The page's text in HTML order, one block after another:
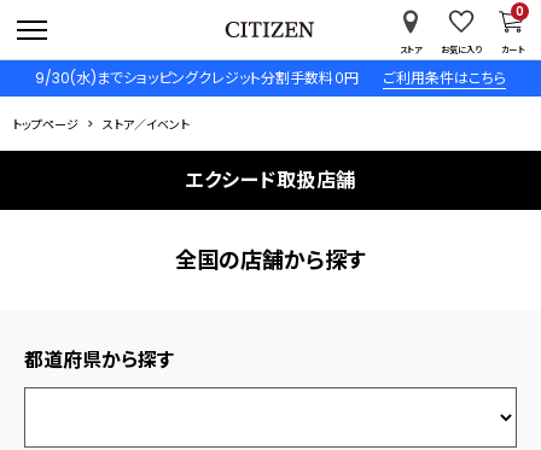
9/30(水)までショッピングクレジット分割手数料０円 ご利用条件はこちら
ストア お気に入り カート
0
トップページ ストア／イベント
エクシード取扱店舗
全国の店舗から探す
都道府県から探す